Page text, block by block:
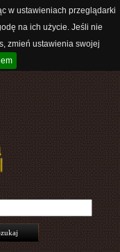
w ustawieniach przeglądarki
na ich użycie. Jeśli nie
zmień ustawienia swojej